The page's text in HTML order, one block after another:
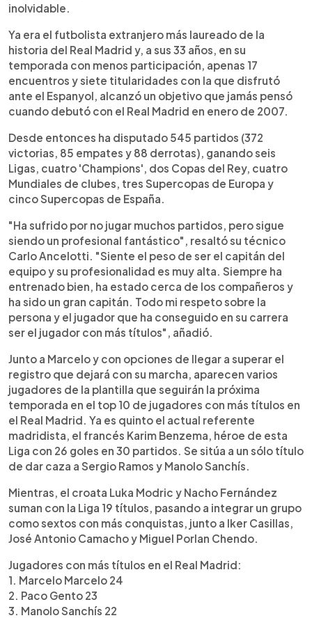
inolvidable.
Ya era el futbolista extranjero más laureado de la
historia del Real Madrid y, a sus 33 años, en su
temporada con menos participación, apenas 17
encuentros y siete titularidades con la que disfrutó
ante el Espanyol, alcanzó un objetivo que jamás pensó
cuando debutó con el Real Madrid en enero de 2007.
Desde entonces ha disputado 545 partidos (372
victorias, 85 empates y 88 derrotas), ganando seis
Ligas, cuatro 'Champions', dos Copas del Rey, cuatro
Mundiales de clubes, tres Supercopas de Europa y
cinco Supercopas de España.
"Ha sufrido por no jugar muchos partidos, pero sigue
siendo un profesional fantástico", resaltó su técnico
Carlo Ancelotti. "Siente el peso de ser el capitán del
equipo y su profesionalidad es muy alta. Siempre ha
entrenado bien, ha estado cerca de los compañeros y
ha sido un gran capitán. Todo mi respeto sobre la
persona y el jugador que ha conseguido en su carrera
ser el jugador con más títulos", añadió.
Junto a Marcelo y con opciones de llegar a superar el
registro que dejará con su marcha, aparecen varios
jugadores de la plantilla que seguirán la próxima
temporada en el top 10 de jugadores con más títulos en
el Real Madrid. Ya es quinto el actual referente
madridista, el francés Karim Benzema, héroe de esta
Liga con 26 goles en 30 partidos. Se sitúa a un sólo título
de dar caza a Sergio Ramos y Manolo Sanchís.
Mientras, el croata Luka Modric y Nacho Fernández
suman con la Liga 19 títulos, pasando a integrar un grupo
como sextos con más conquistas, junto a Iker Casillas,
José Antonio Camacho y Miguel Porlan Chendo.
Jugadores con más títulos en el Real Madrid:
1. Marcelo Marcelo 24
2. Paco Gento 23
3. Manolo Sanchís 22